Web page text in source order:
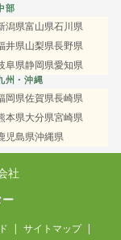
部
潟県富山県石川県
井県山梨県長野県
阜県静岡県愛知県
州・沖縄
岡県佐賀県長崎県
本県大分県宮崎県
児島県沖縄県
社
ー
サイトマップ